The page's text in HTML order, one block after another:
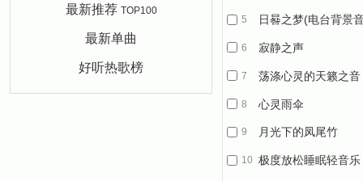
最新推荐 TOP100
最新单曲
好听热歌榜
5 日晷之梦(电台背景
6 寂静之声
7 荡涤心灵的天籁之音
8 心灵雨伞
9 月光下的凤尾竹
10 极度放松睡眠轻音乐